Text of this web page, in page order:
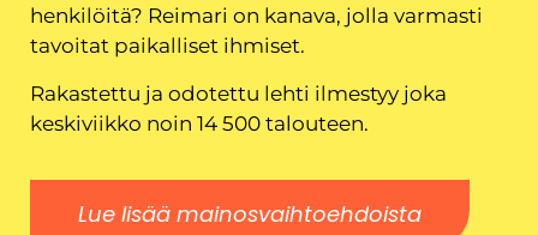
henkilöitä? Reimari on kanava, jolla varmasti
tavoitat paikalliset ihmiset.
Rakastettu ja odotettu lehti ilmestyy joka
keskiviikko noin 14 500 talouteen.
Lue lisää mainosvaihtoehdoista